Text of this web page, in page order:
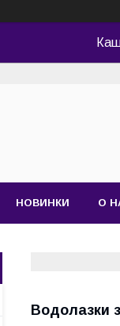
НОВИНКИ О
Водолазки